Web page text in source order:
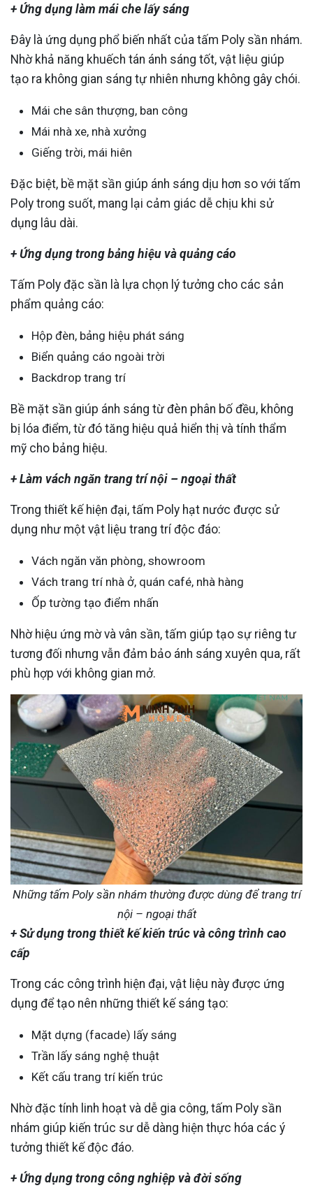
+ Ứng dụng làm mái che lấy sáng
Đây là ứng dụng phổ biến nhất của tấm Poly sần nhám.
Nhờ khả năng khuếch tán ánh sáng tốt, vật liệu giúp
tạo ra không gian sáng tự nhiên nhưng không gây chói.
Mái che sân thượng, ban công
Mái nhà xe, nhà xưởng
Giếng trời, mái hiên
Đặc biệt, bề mặt sần giúp ánh sáng dịu hơn so với tấm
Poly trong suốt, mang lại cảm giác dễ chịu khi sử
dụng lâu dài.
+ Ứng dụng trong bảng hiệu và quảng cáo
Tấm Poly đặc sần là lựa chọn lý tưởng cho các sản
phẩm quảng cáo:
Hộp đèn, bảng hiệu phát sáng
Biển quảng cáo ngoài trời
Backdrop trang trí
Bề mặt sần giúp ánh sáng từ đèn phân bố đều, không
bị lóa điểm, từ đó tăng hiệu quả hiển thị và tính thẩm
mỹ cho bảng hiệu.
+ Làm vách ngăn trang trí nội – ngoại thất
Trong thiết kế hiện đại, tấm Poly hạt nước được sử
dụng như một vật liệu trang trí độc đáo:
Vách ngăn văn phòng, showroom
Vách trang trí nhà ở, quán café, nhà hàng
Ốp tường tạo điểm nhấn
Nhờ hiệu ứng mờ và vân sần, tấm giúp tạo sự riêng tư
tương đối nhưng vẫn đảm bảo ánh sáng xuyên qua, rất
phù hợp với không gian mở.
Những tấm Poly sần nhám thường được dùng để trang trí
nội – ngoại thất
+ Sử dụng trong thiết kế kiến trúc và công trình cao
cấp
Trong các công trình hiện đại, vật liệu này được ứng
dụng để tạo nên những thiết kế sáng tạo:
Mặt dựng (facade) lấy sáng
Trần lấy sáng nghệ thuật
Kết cấu trang trí kiến trúc
Nhờ đặc tính linh hoạt và dễ gia công, tấm Poly sần
nhám giúp kiến trúc sư dễ dàng hiện thực hóa các ý
tưởng thiết kế độc đáo.
+ Ứng dụng trong công nghiệp và đời sống